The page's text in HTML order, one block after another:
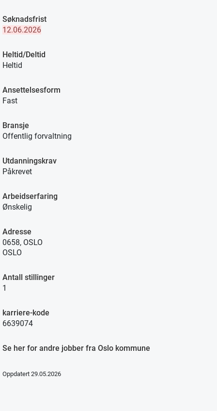
Søknadsfrist
12.06.2026
Heltid/Deltid
Heltid
Ansettelsesform
Fast
Bransje
Offentlig forvaltning
Utdanningskrav
Påkrevet
Arbeidserfaring
Ønskelig
Adresse
0658, OSLO
OSLO
Antall stillinger
1
karriere-kode
6639074
Se her for andre jobber fra Oslo kommune
Oppdatert 29.05.2026